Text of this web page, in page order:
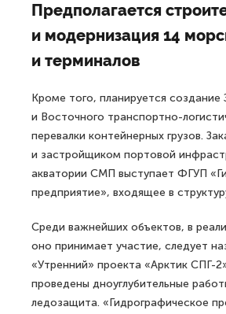
Предполагается
и модернизация 14
и терминалов
Кроме того, планируется создание
и Восточного транспортно-
перевалки контейнерных грузов.
и застройщиком портовой
акватории СМП выступает ФГУП
предприятие», входящее в
Среди важнейших объектов, в
оно принимает участие, следует
«Утренний» проекта «Арктик СПГ-
проведены дноуглубительные
ледозащита. «Гидрографическое